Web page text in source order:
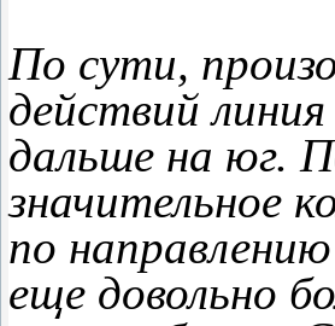
По сути,
действий
дальше на юг.
значительное
по
еще довольно